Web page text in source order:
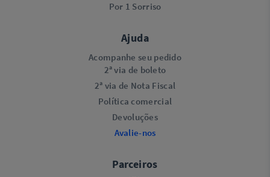
Por 1 Sorriso
Ajuda
Acompanhe seu pedido
2ª via de boleto
2ª via de Nota Fiscal
Política comercial
Devoluções
Avalie-nos
Parceiros